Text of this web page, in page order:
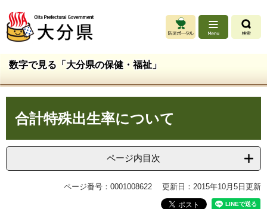
ジ
先
ュ
を
数字で見る「大分県の保健・福祉」
合計特殊出生率について
ページ内目次
ページ番号：0001008622 更新日：2015年10月5日更新